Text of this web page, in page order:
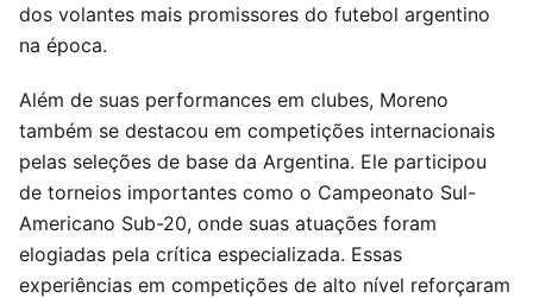
dos volantes mais promissores do futebol argentino
na época.
Além de suas performances em clubes, Moreno
também se destacou em competições internacionais
pelas seleções de base da Argentina. Ele participou
de torneios importantes como o Campeonato Sul-
Americano Sub-20, onde suas atuações foram
elogiadas pela crítica especializada. Essas
experiências em competições de alto nível reforçaram